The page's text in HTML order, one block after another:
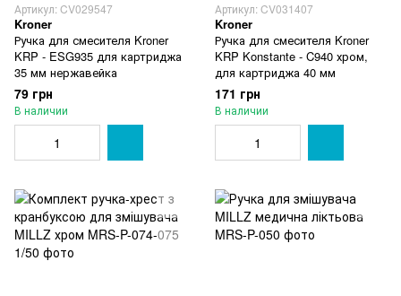
Артикул: CV029547
Kroner
Ручка для смесителя Kroner
KRP - ESG935 для картриджа
35 мм нержавейка
79 грн
В наличии
Артикул: CV031407
Kroner
Ручка для смесителя Kroner
KRP Konstante - C940 хром,
для картриджа 40 мм
171 грн
В наличии